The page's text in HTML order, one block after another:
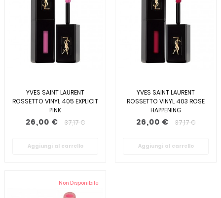
YVES SAINT LAURENT
ROSSETTO VINYL 405 EXPLICIT
PINK
26,00 € 37,17 €
Aggiungi al carrello
YVES SAINT LAURENT
ROSSETTO VINYL 403 ROSE
HAPPENING
26,00 € 37,17 €
Aggiungi al carrello
Non Disponibile